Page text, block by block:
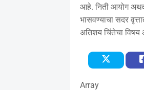
आहे. निती आयोग
भासवण्याचा सदर
अतिशय चिंतेचा
Array